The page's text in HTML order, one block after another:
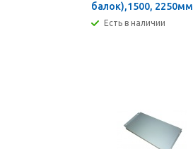
балок),1500, 2250мм
Есть в наличии